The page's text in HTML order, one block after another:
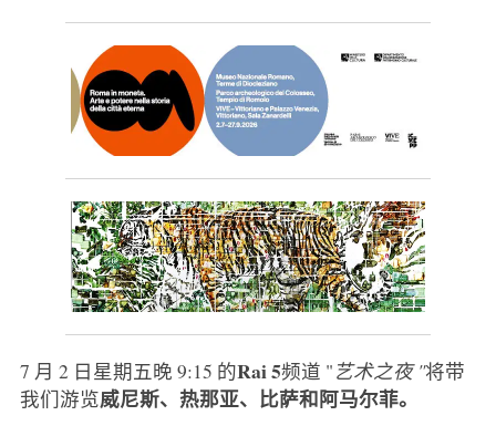
7 月 2 日星期五晚 9:15 的Rai 5频道 "艺术之夜 "将带
我们游览威尼斯、热那亚、比萨和阿马尔菲。